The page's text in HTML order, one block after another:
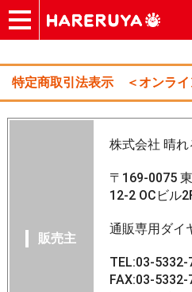
特定商取引法表示 ＜オンライ
販売主
株式会社 晴れ
〒169-0075
12-2 OCビル
通販専用ダイ
TEL:03-5332-
FAX:03-5332-